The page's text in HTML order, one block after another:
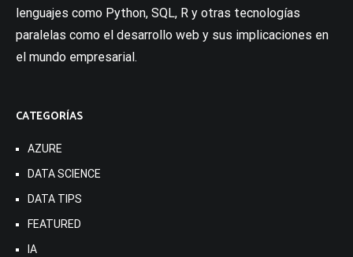
lenguajes como Python, SQL, R y otras tecnologías
paralelas como el desarrollo web y sus implicaciones en
el mundo empresarial.
CATEGORÍAS
AZURE
DATA SCIENCE
DATA TIPS
FEATURED
IA